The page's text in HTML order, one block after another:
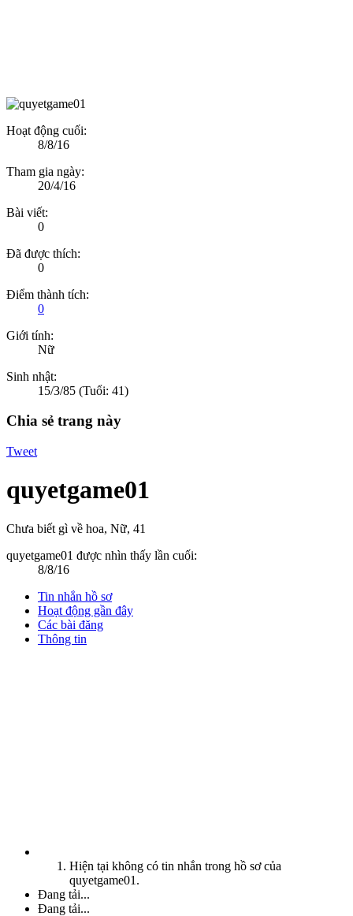
Hoạt động cuối:
8/8/16
Tham gia ngày:
20/4/16
Bài viết:
0
Đã được thích:
0
Điểm thành tích:
0
Giới tính:
Nữ
Sinh nhật:
15/3/85 (Tuổi: 41)
Chia sẻ trang này
Tweet
quyetgame01
Chưa biết gì về hoa, Nữ, 41
quyetgame01 được nhìn thấy lần cuối:
8/8/16
Tin nhắn hồ sơ
Hoạt động gần đây
Các bài đăng
Thông tin
Hiện tại không có tin nhắn trong hồ sơ của
quyetgame01.
Đang tải...
Đang tải...